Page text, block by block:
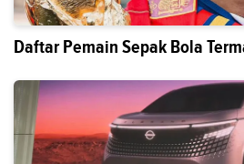
Daftar Pemain Sepak Bola